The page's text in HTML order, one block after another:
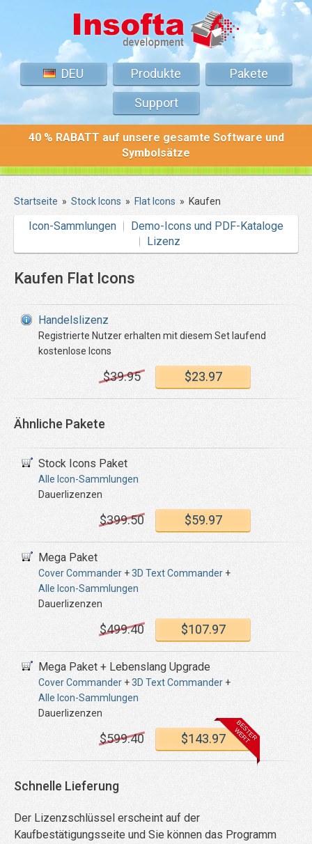
DEU Produkte
Pakete
Support
40 % RABATT auf unsere gesamte Software und
Symbolsätze
Startseite » Stock Icons » Flat Icons » Kaufen
Icon-Sammlungen
Demo-Icons und PDF-Kataloge
Lizenz
Kaufen Flat Icons
Handelslizenz
Registrierte Nutzer erhalten mit diesem Set laufend
kostenlose Icons
$39.95 $23.97
Ähnliche Pakete
Stock Icons Paket
Alle Icon-Sammlungen
Dauerlizenzen
$399.50 $59.97
Mega Paket
Cover Commander +3D Text Commander +
Alle Icon-Sammlungen
Dauerlizenzen
$499.40 $107.97
Mega Paket + Lebenslang Upgrade
Cover Commander +3D Text Commander +
Alle Icon-Sammlungen
Dauerlizenzen
$599.40 $143.97
Schnelle Lieferung
Der Lizenzschlüssel erscheint auf der
Kaufbestätigungsseite und Sie können das Programm